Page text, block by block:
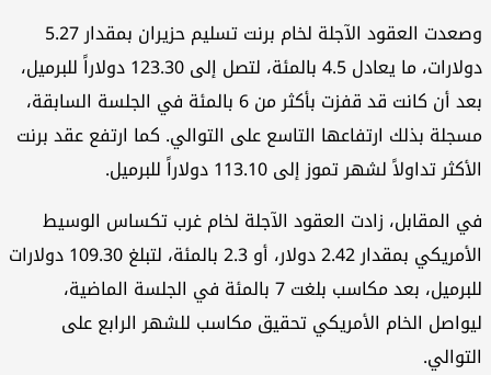
وصعدت العقود الآجلة لخام برنت تسليم حزيران بمقدار 5.27
دولارات، ما يعادل 4.5 بالمئة، لتصل إلى 123.30 دولاراً للبرميل،
بعد أن كانت قد قفزت بأكثر من 6 بالمئة في الجلسة السابقة،
بذلك ارتفاعها التاسع على التوالي. كما ارتفع عقد برنت
تداولاً لشهر تموز إلى 113.10 دولاراً للبرميل.
المقابل، زادت العقود الآجلة لخام غرب تكساس الوسيط
الأمريكي بمقدار 2.42 دولار، أو 2.3 بالمئة، لتبلغ 109.30 دولارات
للبرميل، بعد مكاسب بلغت 7 بالمئة في الجلسة الماضية،
الخام الأمريكي تحقيق مكاسب للشهر الرابع على